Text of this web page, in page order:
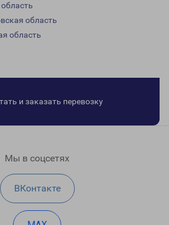
область
область
и заказать перевозку
Мы в соцсетях
ВКонтакте